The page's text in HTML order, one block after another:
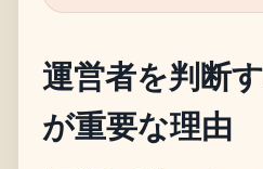
運営者を判断
が重要な理由